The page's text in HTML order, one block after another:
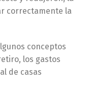
correctamente la
conceptos
los gastos
de casas